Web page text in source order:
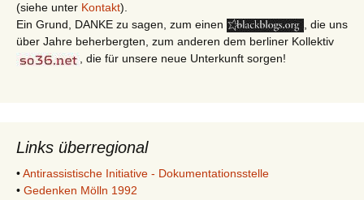
(siehe unter Kontakt).
Ein Grund, DANKE zu sagen, zum einen
, die uns
über Jahre beherbergten, zum anderen dem berliner Kollektiv
, die für unsere neue Unterkunft sorgen!
Links überregional
•Antirassistische Initiative - Dokumentationsstelle
• Gedenken Mölln 1992